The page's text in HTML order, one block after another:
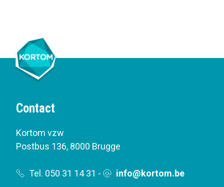
Contact
Kortom vzw
Postbus 136, 8000 Brugge
Tel. 050 31 14 31 - info@kortom.be